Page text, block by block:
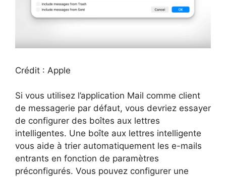
Crédit : Apple
Si vous utilisez l’application Mail comme client
de messagerie par défaut, vous devriez essayer
de configurer des boîtes aux lettres
intelligentes. Une boîte aux lettres intelligente
vous aide à trier automatiquement les e-mails
entrants en fonction de paramètres
préconfigurés. Vous pouvez configurer une